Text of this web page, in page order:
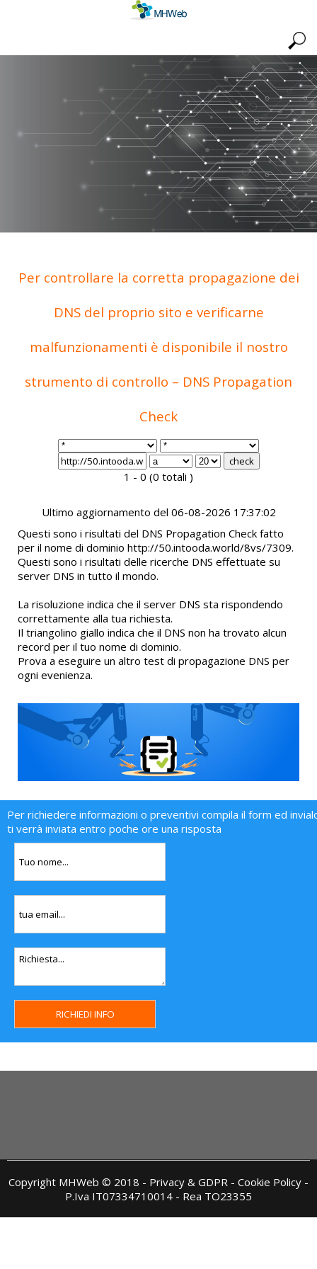
Per controllare la corretta propagazione dei
DNS del proprio sito e verificarne
malfunzionamenti è disponibile il nostro
strumento di controllo – DNS Propagation
Check
1 - 0 (0 totali )
Ultimo aggiornamento del 06-08-2026 17:37:02
Questi sono i risultati del DNS Propagation Check fatto
per il nome di dominio http://50.intooda.world/8vs/7309.
Questi sono i risultati delle ricerche DNS effettuate su
server DNS in tutto il mondo.
La risoluzione indica che il server DNS sta rispondendo
correttamente alla tua richiesta.
Il triangolino giallo indica che il DNS non ha trovato alcun
record per il tuo nome di dominio.
Prova a eseguire un altro test di propagazione DNS per
ogni evenienza.
Per richiedere informazioni o preventivi compila il form ed
ti verrà inviata entro poche ore una risposta
Copyright MHWeb © 2018 - Privacy & GDPR - Cookie Policy -
P.Iva IT07334710014 - Rea TO23355